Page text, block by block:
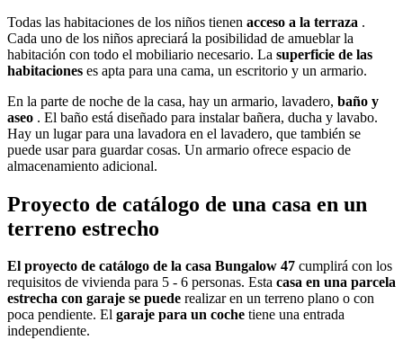
Todas las habitaciones de los niños tienen acceso a la terraza .
Cada uno de los niños apreciará la posibilidad de amueblar la
habitación con todo el mobiliario necesario. La superficie de las
habitaciones es apta para una cama, un escritorio y un armario.
En la parte de noche de la casa, hay un armario, lavadero, baño y
aseo . El baño está diseñado para instalar bañera, ducha y lavabo.
Hay un lugar para una lavadora en el lavadero, que también se
puede usar para guardar cosas. Un armario ofrece espacio de
almacenamiento adicional.
Proyecto de catálogo de una casa en un
terreno estrecho
El proyecto de catálogo de la casa Bungalow 47 cumplirá con los
requisitos de vivienda para 5 - 6 personas. Esta casa en una parcela
estrecha con garaje se puede realizar en un terreno plano o con
poca pendiente. El garaje para un coche tiene una entrada
independiente.